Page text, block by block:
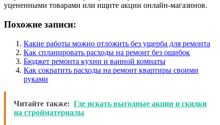
уцененными товарами или ищите акции онлайн-магазинов.
Похожие записи:
Какие работы можно отложить без ущерба для ремонта
Как спланировать расходы на ремонт без ошибок
Бюджет ремонта кухни и ванной комнаты
Как сократить расходы на ремонт квартиры своими
руками
Читайте также: Где искать выгодные акции и скидки
на стройматериалы